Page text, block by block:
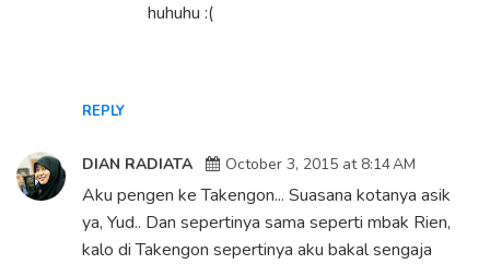
REPLY
huhuhu :(
DIAN RADIATA October 3, 2015 at 8:14 AM
Aku pengen ke Takengon... Suasana kotanya asik
ya, Yud.. Dan sepertinya sama seperti mbak Rien,
kalo di Takengon sepertinya aku bakal sengaja